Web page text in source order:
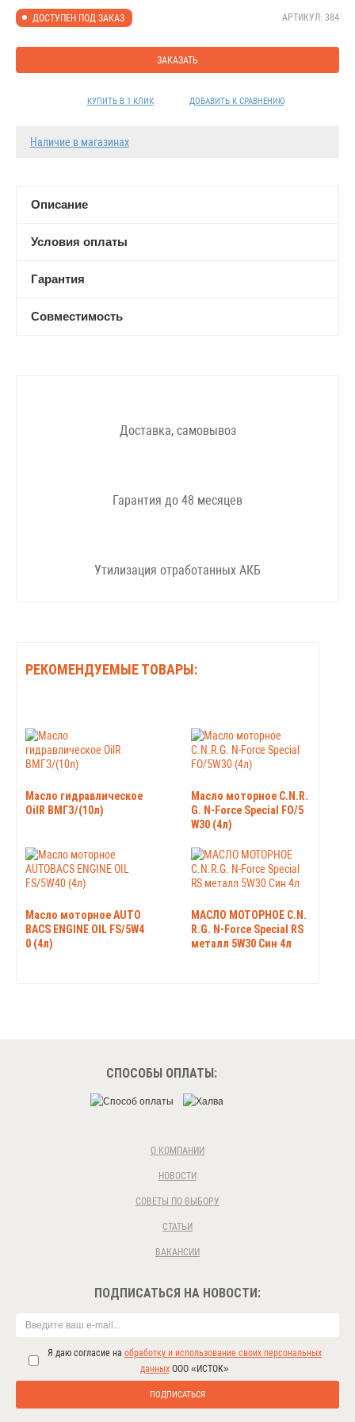
ДОСТУПЕН ПОД ЗАКАЗ АРТИКУЛ: 384
ЗАКАЗАТЬ
КУПИТЬ В 1 КЛИК ДОБАВИТЬ К СРАВНЕНИЮ
Наличие в магазинах
Описание
Условия оплаты
Гарантия
Совместимость
Доставка, самовывоз
Гарантия до 48 месяцев
Утилизация отработанных АКБ
РЕКОМЕНДУЕМЫЕ ТОВАРЫ:
Масло гидравлическое
OilR ВМГЗ/(10л)
Масло моторное C.N.R.
G. N-Force Special FO/5
W30 (4л)
Масло моторное AUTO
BACS ENGINE OIL FS/5W4
0 (4л)
МАСЛО МОТОРНОЕ C.N.
R.G. N-Force Special RS
металл 5W30 Син 4л
СПОСОБЫ ОПЛАТЫ:
О КОМПАНИИ
НОВОСТИ
СОВЕТЫ ПО ВЫБОРУ
СТАТЬИ
ВАКАНСИИ
ПОДПИСАТЬСЯ НА НОВОСТИ:
Я даю согласие на обработку и использование своих персональных
данныхООО «ИСТОК»
ПОДПИСАТЬСЯ